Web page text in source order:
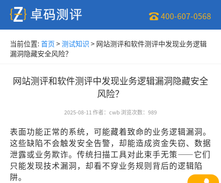
400-607-0568
当前位置: 首页 >测试知识 > 网站测评和软件测评中发现业务逻辑
漏洞隐藏安全风险？
网站测评和软件测评中发现业务逻辑漏洞隐藏安全
风险？
2025-08-11 作者： cwb 浏览次数： 989
表面功能正常的系统，可能藏着致命的业务逻辑漏洞。
这些缺陷不会触发安全告警，却能造成资金失窃、数据
泄露或业务欺诈。传统扫描工具对此束手无策——它们
只能发现技术漏洞，却看不穿业务规则背后的逻辑陷
阱。